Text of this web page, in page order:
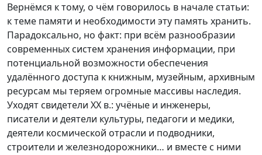
Вернёмся к тому, о чём говорилось в начале статьи:
к теме памяти и необходимости эту память хранить.
Парадоксально, но факт: при всём разнообразии
современных систем хранения информации, при
потенциальной возможности обеспечения
удалённого доступа к книжным, музейным, архивным
ресурсам мы теряем огромные массивы наследия.
Уходят свидетели XX в.: учёные и инженеры,
писатели и деятели культуры, педагоги и медики,
деятели космической отрасли и подводники,
строители и железнодорожники… и вместе с ними